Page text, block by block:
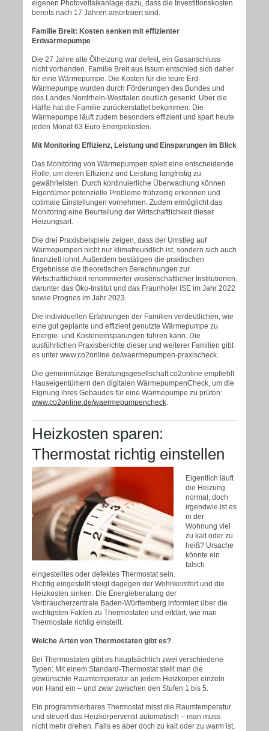
eigenen Photovoltaikanlage dazu, dass die Investitionskosten
bereits nach 17 Jahren amortisiert sind.
Familie Breit: Kosten senken mit effizienter
Erdwärmepumpe
Die 27 Jahre alte Ölheizung war defekt, ein Gasanschluss
nicht vorhanden. Familie Breit aus Issum entschied sich daher
für eine Wärmepumpe. Die Kosten für die teure Erd-
Wärmepumpe wurden durch Förderungen des Bundes und
des Landes Nordrhein-Westfalen deutlich gesenkt. Über die
Hälfte hat die Familie zurückerstattet bekommen. Die
Wärmepumpe läuft zudem besonders effizient und spart heute
jeden Monat 63 Euro Energiekosten.
Mit Monitoring Effizienz, Leistung und Einsparungen im Blick
Das Monitoring von Wärmepumpen spielt eine entscheidende
Rolle, um deren Effizienz und Leistung langfristig zu
gewährleisten. Durch kontinuierliche Überwachung können
Eigentümer potenzielle Probleme frühzeitig erkennen und
optimale Einstellungen vornehmen. Zudem ermöglicht das
Monitoring eine Beurteilung der Wirtschaftlichkeit dieser
Heizungsart.
Die drei Praxisbeispiele zeigen, dass der Umstieg auf
Wärmepumpen nicht nur klimafreundlich ist, sondern sich auch
finanziell lohnt. Außerdem bestätigen die praktischen
Ergebnisse die theoretischen Berechnungen zur
Wirtschaftlichkeit renommierter wissenschaftlicher Institutionen,
darunter das Öko-Institut und das Fraunhofer ISE im Jahr 2022
sowie Prognos im Jahr 2023.
Die individuellen Erfahrungen der Familien verdeutlichen, wie
eine gut geplante und effizient genutzte Wärmepumpe zu
Energie- und Kosteneinsparungen führen kann. Die
ausführlichen Praxisberichte dieser und weiterer Familien gibt
es unter www.co2online.de/waermepumpen-praxischeck.
Die gemeinnützige Beratungsgesellschaft co2online empfiehlt
Hauseigentümern den digitalen WärmepumpenCheck, um die
Eignung ihres Gebäudes für eine Wärmepumpe zu prüfen:
www.co2online.de/waermepumpencheck.
Heizkosten sparen:
Thermostat richtig einstellen
Eigentlich läuft
die Heizung
normal, doch
irgendwie ist es
in der
Wohnung viel
zu kalt oder zu
heiß? Ursache
könnte ein
falsch
eingestelltes oder defektes Thermostat sein.
Richtig eingestellt steigt dagegen der Wohnkomfort und die
Heizkosten sinken. Die Energieberatung der
Verbraucherzentrale Baden-Württemberg informiert über die
wichtigsten Fakten zu Thermostaten und erklärt, wie man
Thermostate richtig einstellt.
Welche Arten von Thermostaten gibt es?
Bei Thermostaten gibt es hauptsächlich zwei verschiedene
Typen: Mit einem Standard-Thermostat stellt man die
gewünschte Raumtemperatur an jedem Heizkörper einzeln
von Hand ein – und zwar zwischen den Stufen 1 bis 5.
Ein programmierbares Thermostat misst die Raumtemperatur
und steuert das Heizkörperventil automatisch – man muss
nicht mehr drehen. Falls es aber doch zu kalt oder zu warm ist,